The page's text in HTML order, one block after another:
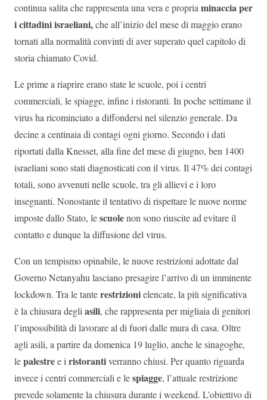
continua salita che rappresenta una vera e propriaminaccia per
i cittadini israeliani,che all’inizio del mese di maggio erano
tornati alla normalità convinti di aver superato quel capitolo di
storia chiamato Covid.
Le prime a riaprire erano state le scuole, poi i centri
commerciali, le spiagge, infine i ristoranti. In poche settimane il
virus ha ricominciato a diffondersi nel silenzio generale. Da
decine a centinaia di contagi ogni giorno. Secondo i dati
riportati dalla Knesset, alla fine del mese di giugno, ben 1400
israeliani sono stati diagnosticati con il virus. Il 47% dei contagi
totali, sono avvenuti nelle scuole, tra gli allievi e i loro
insegnanti. Nonostante il tentativo di rispettare le nuove norme
imposte dallo Stato, lescuolenon sono riuscite ad evitare il
contatto e dunque la diffusione del virus.
Con un tempismo opinabile, le nuove restrizioni adottate dal
Governo Netanyahu lasciano presagire l’arrivo di un imminente
lockdown. Tra le tanterestrizionielencate, la più significativa
è la chiusura degliasili, che rappresenta per migliaia di genitori
l’impossibilità di lavorare al di fuori dalle mura di casa. Oltre
agli asili, a partire da domenica 19 luglio, anche le sinagoghe,
lepalestree iristorantiverranno chiusi. Per quanto riguarda
invece i centri commerciali e lespiagge, l’attuale restrizione
prevede solamente la chiusura durante i weekend. L’obiettivo di